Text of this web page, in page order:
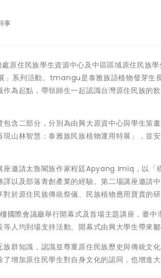
事
原住民族學生資源中心及中區區域原住民族學
系列活動。tmangu是泰雅族語植物發芽生
為起點，帶領師生一起認識台灣原住民族的
含二部分，分別為由興大原資中心與學生策
山林智慧：泰雅族民族植物運用特展」，並
座邀請太魯閣族作家程廷Apyang Imiq，以「
以及部落青創產業的經驗。第二場講座邀請
於原住民族傳統祭儀、民族植物應用寶貴的研
國際會議廳舉行開幕式及首場主題講座，臺中
人均到場支持活動。開幕式由興大學生帶來鄒
群知識，認識並尊重原住民族歷史與傳統文化
增加原住民學生對自身文化的認同，也增進